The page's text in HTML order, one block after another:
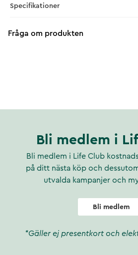
Specifikationer
Fråga om produkten
Bli medlem i
Bli medlem i Life Club
på ditt nästa köp och
utvalda kampanjer och
Bli medlem
*Gäller ej presentkort och